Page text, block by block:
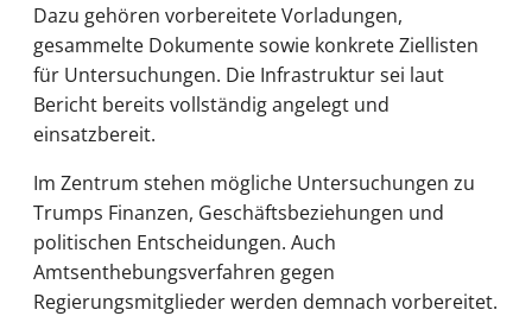
Dazu gehören vorbereitete Vorladungen,
gesammelte Dokumente sowie konkrete Ziellisten
für Untersuchungen. Die Infrastruktur sei laut
Bericht bereits vollständig angelegt und
einsatzbereit.
Im Zentrum stehen mögliche Untersuchungen zu
Trumps Finanzen, Geschäftsbeziehungen und
politischen Entscheidungen. Auch
Amtsenthebungsverfahren gegen
Regierungsmitglieder werden demnach vorbereitet.